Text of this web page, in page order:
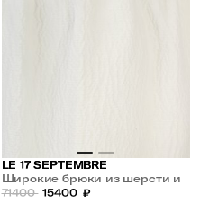
LE 17 SEPTEMBRE
Широкие брюки из шерсти и
шелка
71400 15400 ₽